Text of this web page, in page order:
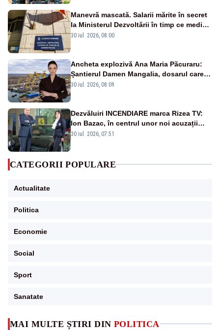
MAI MULTE ȘTIRI DIN POLITICA
Manevră mascată. Salarii mărite în secret
la Ministerul Dezvoltării în timp ce medicii
ies în stradă
30 iul. 2026, 08:00
Ancheta explozivă Ana Maria Păcuraru:
Șantierul Damen Mangalia, dosarul care
scufundă apărarea României
30 iul. 2026, 08:09
Dezvăluiri INCENDIARE marca Rizea TV:
Ion Bazac, în centrul unor noi acuzații
publice
30 iul. 2026, 07:51
CATEGORII POPULARE
Actualitate
Politica
Economie
Social
Sport
Sanatate